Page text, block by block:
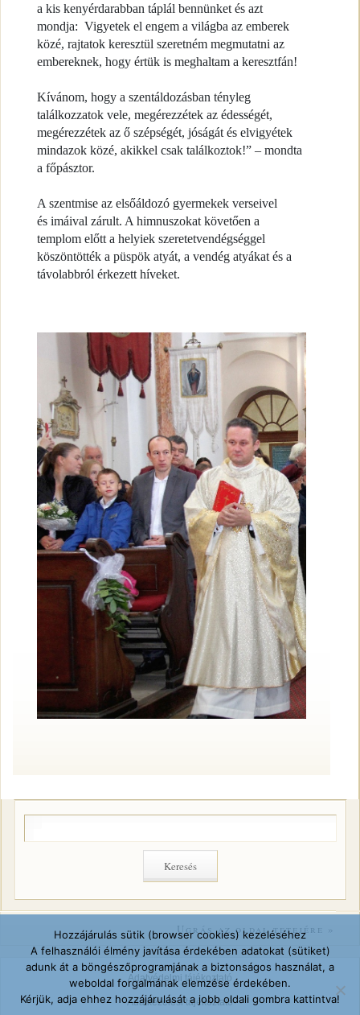
a kis kenyérdarabban táplál bennünket és azt
mondja: Vigyetek el engem a világba az emberek
közé, rajtatok keresztül szeretném megmutatni az
embereknek, hogy értük is meghaltam a keresztfán!
Kívánom, hogy a szentáldozásban tényleg
találkozzatok vele, megérezzétek az édességét,
megérezzétek az ő szépségét, jóságát és elvigyétek
mindazok közé, akikkel csak találkoztok!” – mondta
a főpásztor.
A szentmise az elsőáldozó gyermekek verseivel
és imáival zárult. A himnuszokat követően a
templom előtt a helyiek szeretetvendégséggel
köszöntötték a püspök atyát, a vendég atyákat és a
távolabbról érkezett híveket.
Ugrás az oldal tetejére »
Adatvédelmi tájékoztató
Adatkezelési tájékoztató
Hozzájárulás sütik (browser cookies) kezeléséhez
A felhasználói élmény javítása érdekében adatokat (sütiket)
adunk át a böngészőprogramjának a biztonságos használat, a
weboldal forgalmának elemzése érdekében.
Kérjük, adja ehhez hozzájárulását a jobb oldali gombra kattintva!